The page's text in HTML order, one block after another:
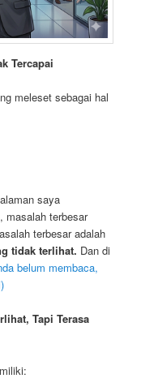
Tercapai
meleset sebagai hal
saya
masalah terbesar
terbesar adalah
tidak terlihat. Dan di
belum membaca,
Tapi Terasa